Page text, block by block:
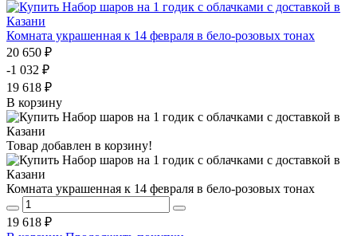
Комната украшенная к 14 февраля в бело-розовых тонах
20 650 ₽
-1 032 ₽
19 618 ₽
В корзину
Товар добавлен в корзину!
Комната украшенная к 14 февраля в бело-розовых тонах
19 618 ₽